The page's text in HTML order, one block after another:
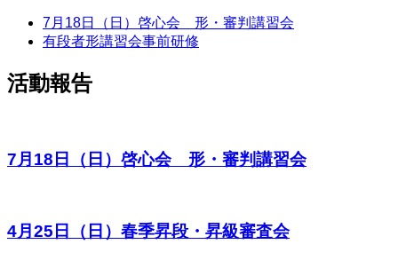
7月18日（日）啓心会 形・審判講習会
有段者形講習会事前研修
活動報告
7月18日（日）啓心会 形・審判講習会
4月25日（日）春季昇段・昇級審査会